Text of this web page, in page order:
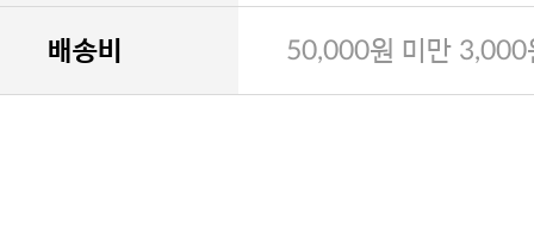
배송비 50,000원 미만 3,000